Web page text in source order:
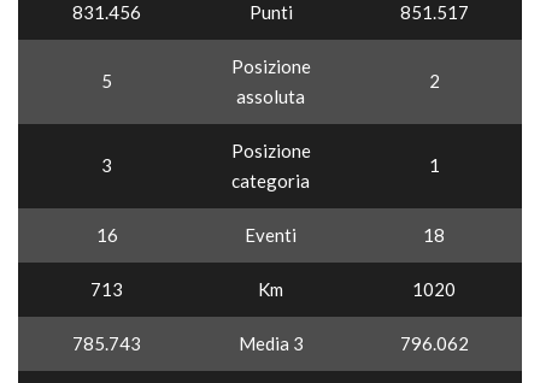
831.456 Punti 851.517
5
Posizione
assoluta
2
3
Posizione
categoria
1
16 Eventi 18
713 Km 1020
785.743 Media 3 796.062